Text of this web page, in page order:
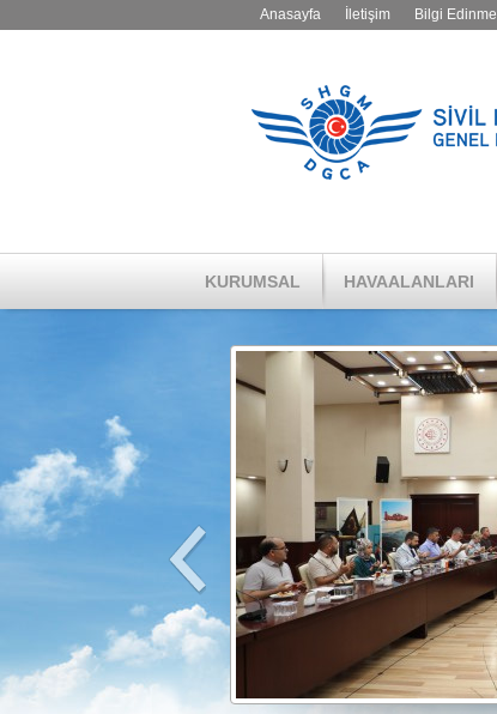
Anasayfa İletişim Bilgi Edinme
KURUMSAL HAVAALANLARI
1 2 6